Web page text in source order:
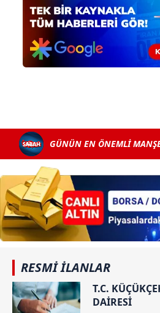
GÜNÜN EN ÖNEMLİ
RESMİ İLANLAR
T.C.
DAİRESİ